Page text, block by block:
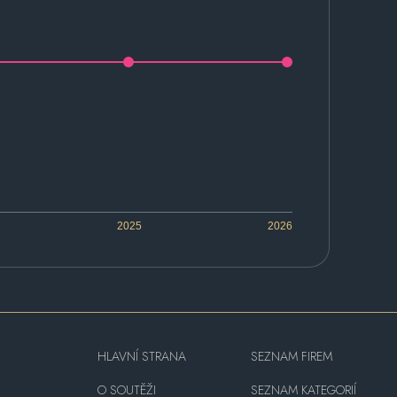
2025 2026
HLAVNÍ STRANA
O SOUTĚŽI
SEZNAM FIREM
SEZNAM KATEGORIÍ